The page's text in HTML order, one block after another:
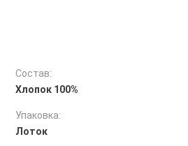
Состав:
Хлопок 100%
Упаковка:
Лоток